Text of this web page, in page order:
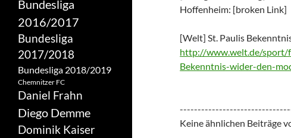
Hoffenheim: [broken Link]
[Welt] St. Paulis
http://www.welt.de/sport/
Bekenntnis-wider-den-
Keine ähnlichen Beiträge
Bundesliga
2016/2017
Bundesliga
2017/2018
Bundesliga 2018/2019
Chemnitzer FC
Daniel Frahn
Diego Demme
Dominik Kaiser